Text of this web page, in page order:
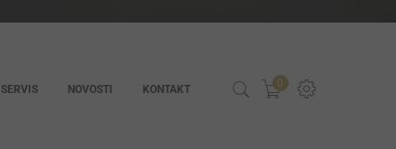
SERVIS NOVOSTI KONTAKT 0